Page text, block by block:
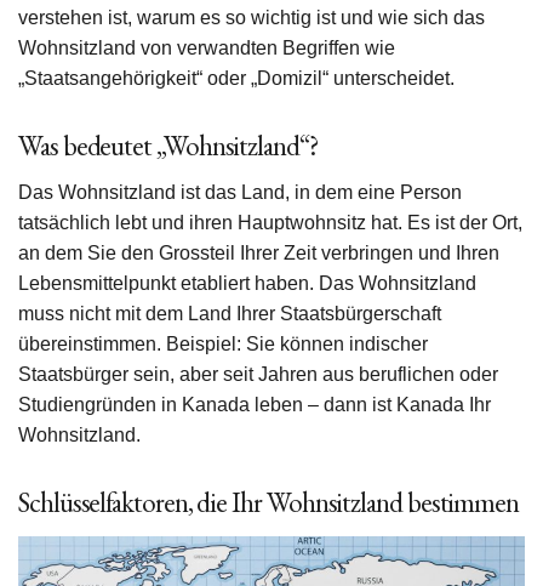
verstehen ist, warum es so wichtig ist und wie sich das
Wohnsitzland von verwandten Begriffen wie
„Staatsangehörigkeit“ oder „Domizil“ unterscheidet.
Was bedeutet „Wohnsitzland“?
Das Wohnsitzland ist das Land, in dem eine Person
tatsächlich lebt und ihren Hauptwohnsitz hat. Es ist der Ort,
an dem Sie den Grossteil Ihrer Zeit verbringen und Ihren
Lebensmittelpunkt etabliert haben. Das Wohnsitzland
muss nicht mit dem Land Ihrer Staatsbürgerschaft
übereinstimmen. Beispiel: Sie können indischer
Staatsbürger sein, aber seit Jahren aus beruflichen oder
Studiengründen in Kanada leben – dann ist Kanada Ihr
Wohnsitzland.
Schlüsselfaktoren, die Ihr Wohnsitzland bestimmen